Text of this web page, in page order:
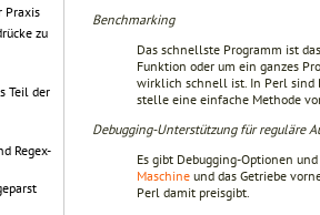
Praxis
zu
Teil der
Regex-
Benchmarking
Das schnellste Programm ist
Funktion oder um ein ganzes
wirklich schnell ist. In Perl sind
stelle eine einfache Methode
Debugging-Unterstützung für reguläre
Es gibt Debugging-Optionen
Maschine und das Getriebe
Perl damit preisgibt.